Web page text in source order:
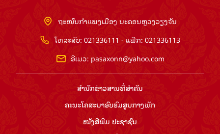
ຖະໜົນກຳແພງເມືອງ ນະຄອນຫຼວງວຽງຈັນ
ໂທລະສັບ: 021336111 - ແຟັກ: 021336113
ອີເມວ: pasaxonn@yahoo.com
ສຳ​ນັກ​ຂ່າວ​ສານ​ທີ່​ສຳ​ຄັນ​
ຄະນະໂຄສະນາອົບຮົມ​ສູນ​ກາງ​ພັກ
ໜັງສືພິມ ປະ​ຊາ​ຊົນ